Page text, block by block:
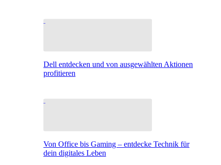
Dell entdecken und von ausgewählten Aktionen
profitieren
Von Office bis Gaming – entdecke Technik für
dein digitales Leben